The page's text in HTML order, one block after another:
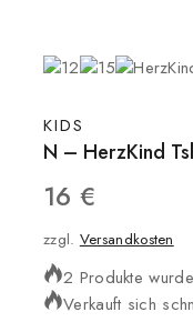
KIDS
N – HerzKind
16 €
zzgl. Versandkosten
2 Produkte
Verkauft sich